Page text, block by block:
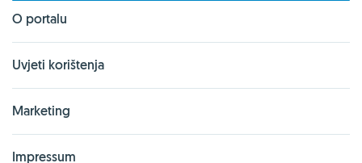
O portalu
Uvjeti korištenja
Marketing
Impressum